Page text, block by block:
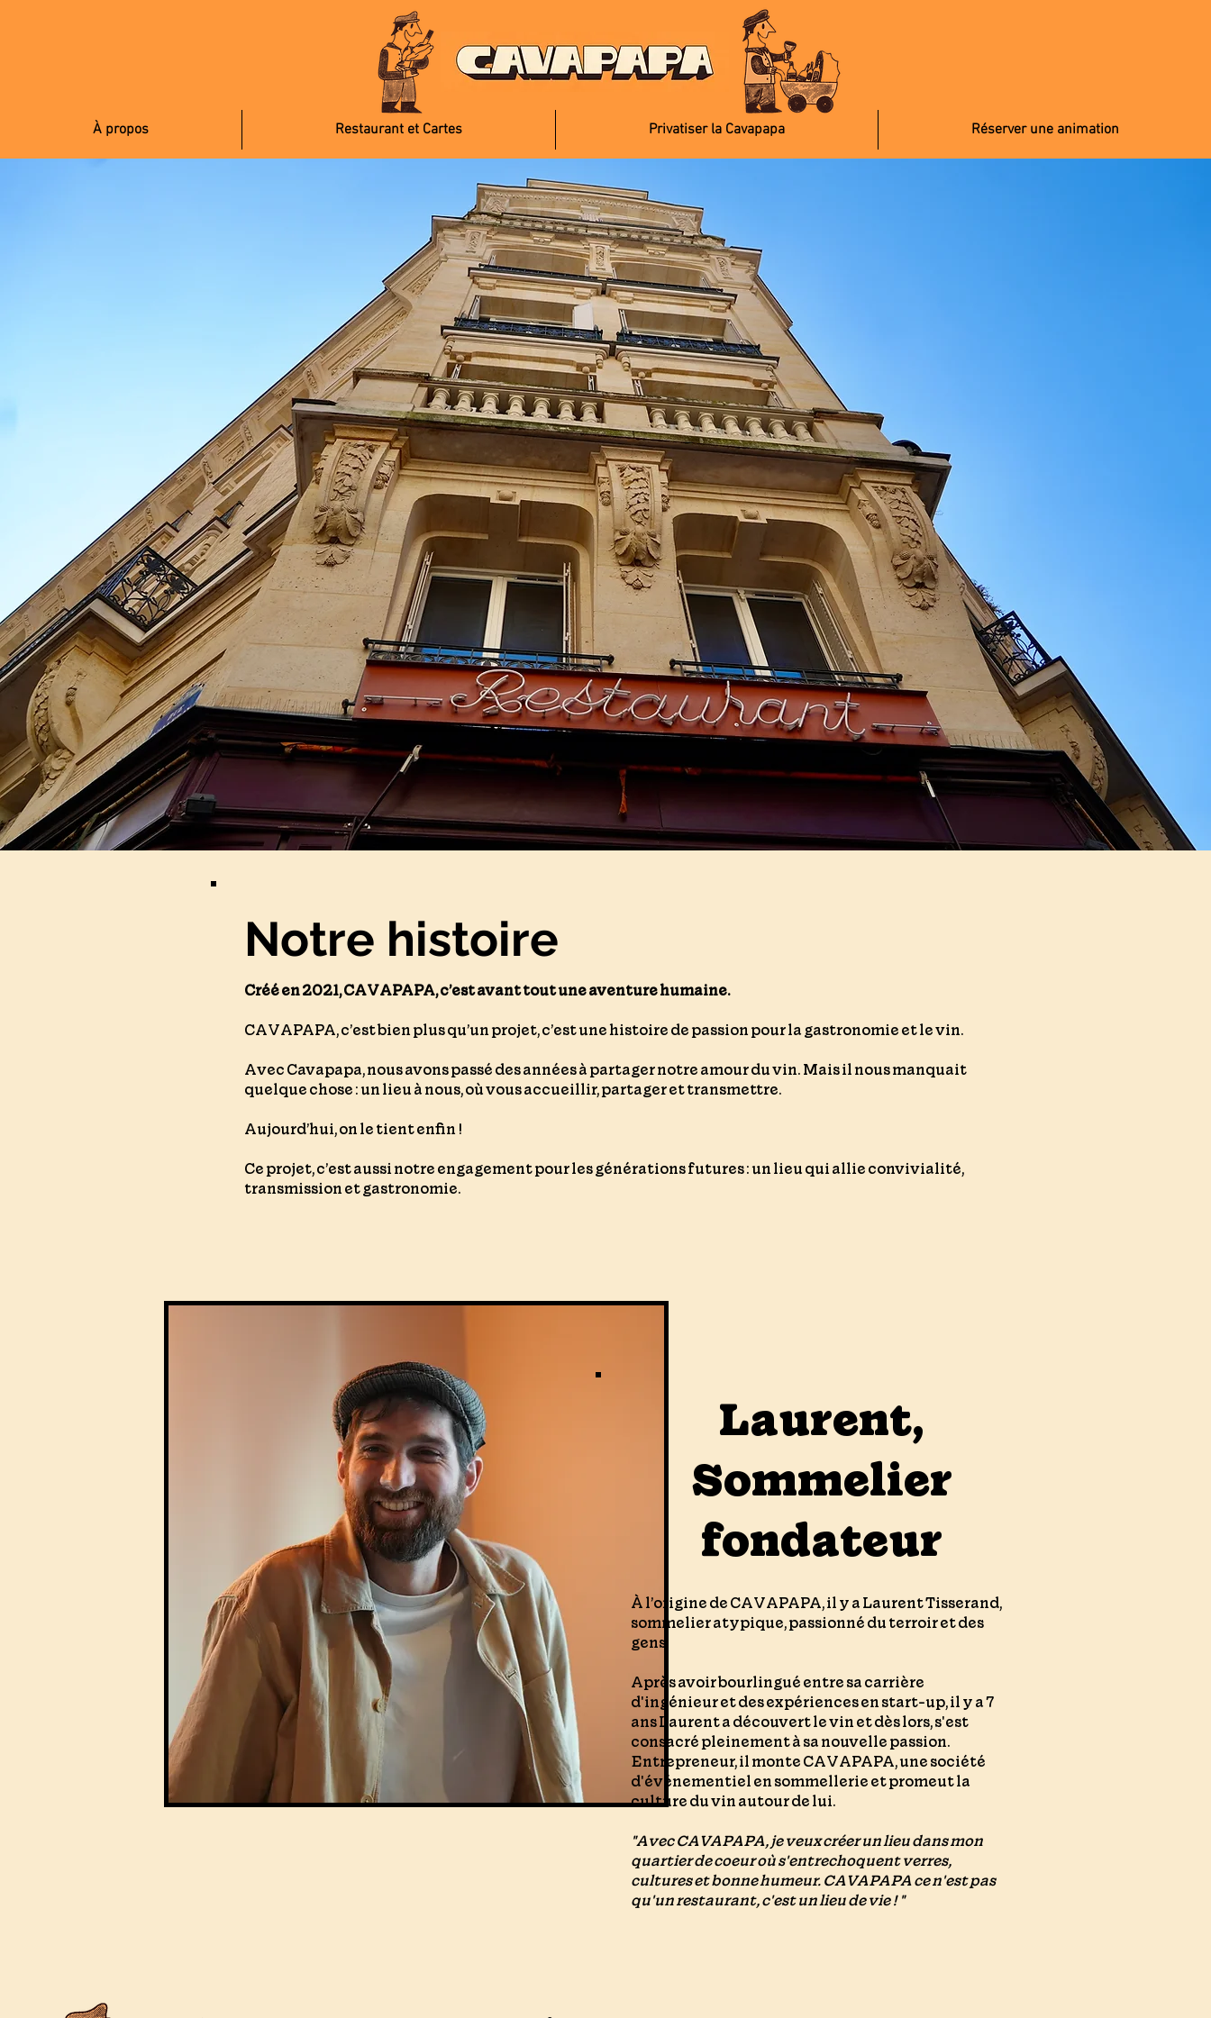
À propos Restaurant et Cartes Privatiser la Cavapapa Réserver une animation
Notre histoire
Créé en 2021, CAVAPAPA, c’est avant tout une aventure humaine.
CAVAPAPA, c’est bien plus qu’un projet, c’est une histoire de passion pour la gastronomie et le vin.
Avec Cavapapa, nous avons passé des années à partager notre amour du vin. Mais il nous manquait
quelque chose : un lieu à nous, où vous accueillir, partager et transmettre.
Aujourd’hui, on le tient enfin !
Ce projet, c’est aussi notre engagement pour les générations futures : un lieu qui allie convivialité,
transmission et gastronomie.
Laurent,
Sommelier
fondateur
À l’origine de CAVAPAPA, il y a Laurent Tisserand,
sommelier atypique, passionné du terroir et des
gens.
Après avoir bourlingué entre sa carrière
d'ingénieur et des expériences en start-up, il y a 7
ans Laurent a découvert le vin et dès lors, s'est
consacré pleinement à sa nouvelle passion.
Entrepreneur, il monte CAVAPAPA, une société
d'événementiel en sommellerie et promeut la
culture du vin autour de lui.
"Avec CAVAPAPA, je veux créer un lieu dans mon
quartier de coeur où s'entrechoquent verres,
cultures et bonne humeur. CAVAPAPA ce n'est pas
qu'un restaurant, c'est un lieu de vie ! "